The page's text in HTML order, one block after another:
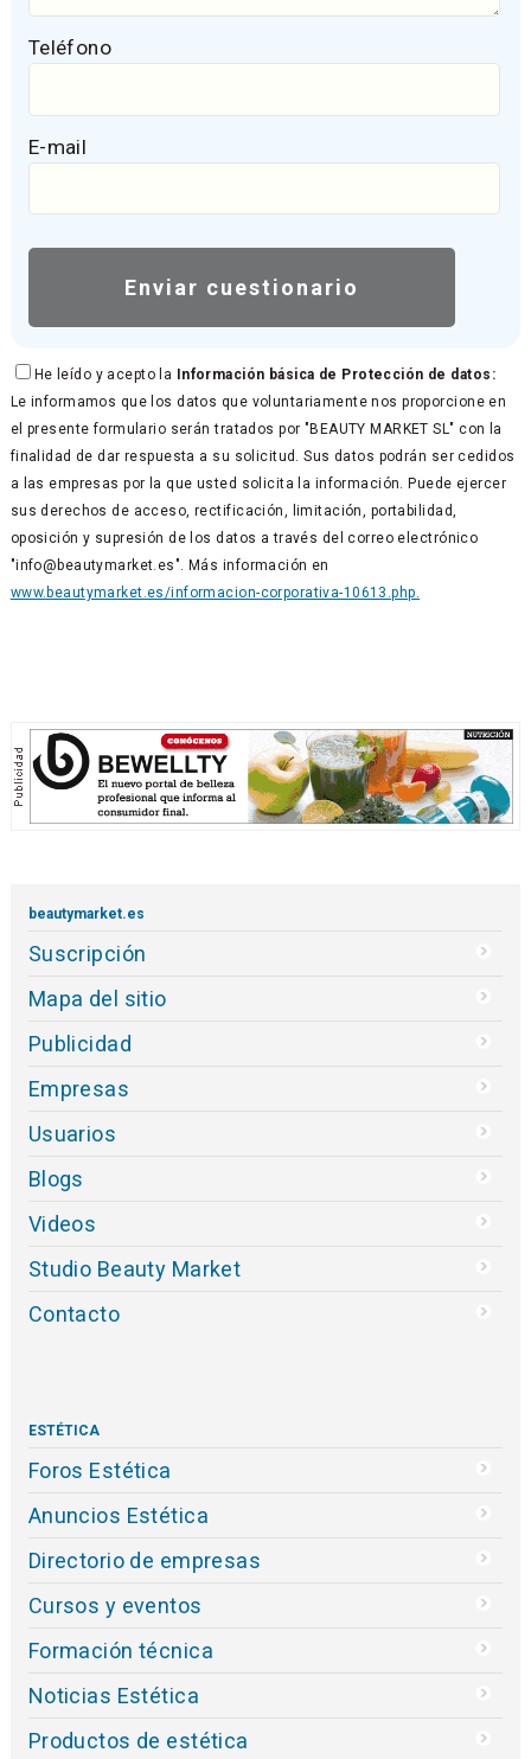
Teléfono
E-mail
He leído y acepto la Información básica de Protección de datos:
Le informamos que los datos que voluntariamente nos proporcione en
el presente formulario serán tratados por "BEAUTY MARKET SL" con la
finalidad de dar respuesta a su solicitud. Sus datos podrán ser cedidos
a las empresas por la que usted solicita la información. Puede ejercer
sus derechos de acceso, rectificación, limitación, portabilidad,
oposición y supresión de los datos a través del correo electrónico
"info@beautymarket.es". Más información en
www.beautymarket.es/informacion-corporativa-10613.php.
beautymarket.es
Suscripción
Mapa del sitio
Publicidad
Empresas
Usuarios
Blogs
Videos
Studio Beauty Market
Contacto
ESTÉTICA
Foros Estética
Anuncios Estética
Directorio de empresas
Cursos y eventos
Formación técnica
Noticias Estética
Productos de estética